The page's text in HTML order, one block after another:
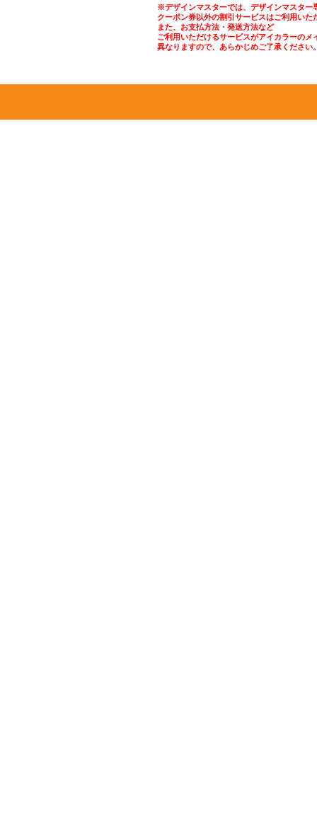
※デザインマスターでは、デザインマスター
クーポン券以外の割引サービスはご利用いた
また、お支払方法・発送方法など
ご利用いただけるサービスがアイカラーのメ
異なりますので、あらかじめご了承ください